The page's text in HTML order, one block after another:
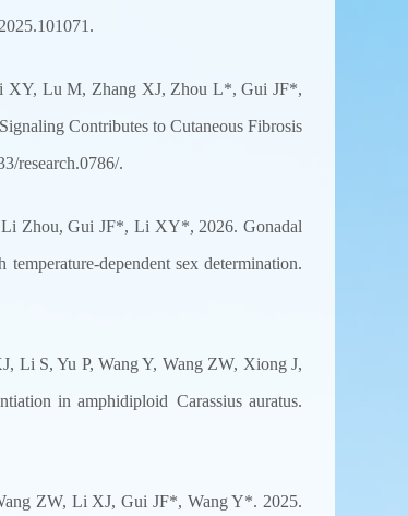
Lu M, Zhang XJ, Zhou L*, Gui JF*,
Contributes to Cutaneous Fibrosis
research.0786/.
Zhou, Gui JF*, Li XY*, 2026. Gonadal
dependent sex determination.
S, Yu P, Wang Y, Wang ZW, Xiong J,
in amphidiploid Carassius auratus.
ZW, Li XJ, Gui JF*, Wang Y*. 2025.